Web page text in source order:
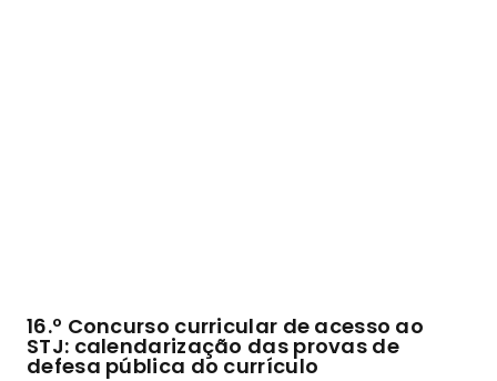
16.º Concurso curricular de acesso ao
STJ: calendarização das provas de
defesa pública do currículo